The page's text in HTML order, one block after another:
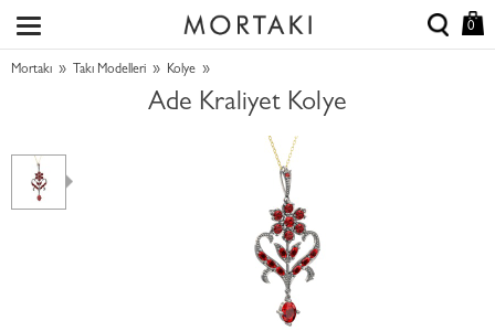
0
Mortakı » Takı Modelleri » Kolye »
Ade Kraliyet Kolye